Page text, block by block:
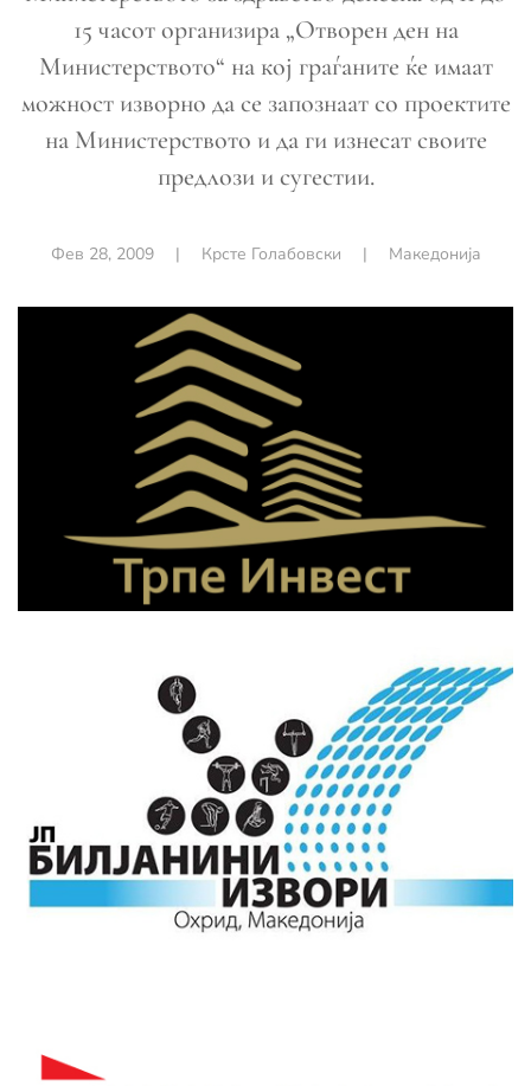
15 часот организира „Отворен ден на
Министерството“ на кој граѓаните ќе имаат
можност изворно да се запознаат со проектите
на Министерството и да ги изнесат своите
предлози и сугестии.
Фев 28, 2009| Крсте Голабовски | Македонија